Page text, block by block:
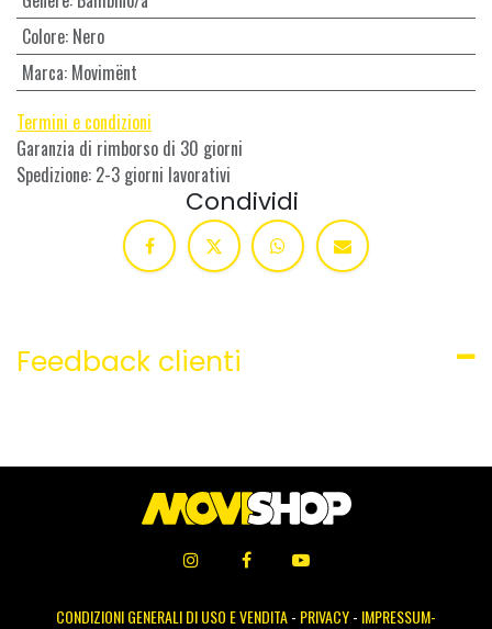
Colore: Nero
Marca: Movimënt
Termini e condizioni
Garanzia di rimborso di 30 giorni
Spedizione: 2-3 giorni lavorativi
Condividi
Feedback clienti
CONDIZIONI GENERALI DI USO E VENDITA- PRIVACY- IMPRESSUM-